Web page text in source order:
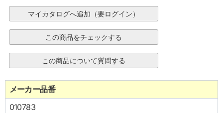
メーカー品番
010783